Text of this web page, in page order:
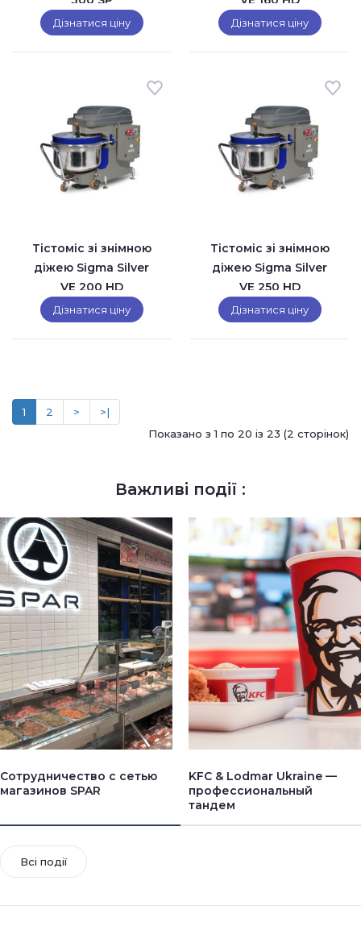
Дізнатися ціну Дізнатися ціну
Тістоміс зі знімною
діжею Sigma Silver
VE 200 HD
Дізнатися ціну
Тістоміс зі знімною
діжею Sigma Silver
VE 250 HD
Дізнатися ціну
1 2 >
>|
Показано з 1 по 20 із 23 (2 сторінок)
Важливі події :
Сотрудничество с сетью
магазинов SPAR
KFC & Lodmar Ukraine —
профессиональный
тандем
Всі події